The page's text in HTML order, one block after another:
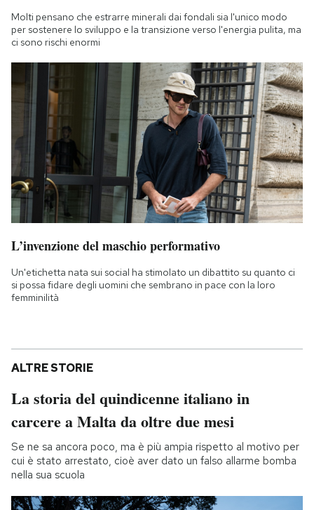
Molti pensano che estrarre minerali dai fondali sia l'unico modo
per sostenere lo sviluppo e la transizione verso l'energia pulita, ma
ci sono rischi enormi
L’invenzione del maschio performativo
Un'etichetta nata sui social ha stimolato un dibattito su quanto ci
si possa fidare degli uomini che sembrano in pace con la loro
femminilità
ALTRE STORIE
La storia del quindicenne italiano in
carcere a Malta da oltre due mesi
Se ne sa ancora poco, ma è più ampia rispetto al motivo per
cui è stato arrestato, cioè aver dato un falso allarme bomba
nella sua scuola